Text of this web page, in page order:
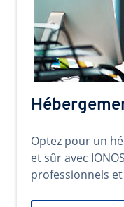
Optez pour un
et sûr avec
professionnels